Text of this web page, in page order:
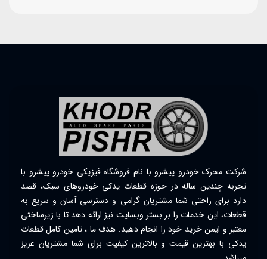
شرکت محرک خودرو پیشرو با نام فروشگاه فیزیکی خودرو پیشرو با
تجربه چندین ساله در حوزه قطعات یدکی خودروهای سبک، قصد
دارد برای راحتی شما مشتریان گرامی و دسترسی آسان و سریع به
قطعات، این خدمات را بر بستر وبسایت نیز ارائه دهد تا با زیرساختی
معتبر و ایمن خرید خود را انجام دهید. هدف ما ، تامین کامل قطعات
یدکی با بهترین قیمت و بالاترین کیفیت برای شما مشتریان عزیز